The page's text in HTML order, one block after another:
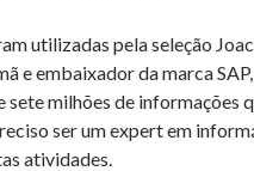
utilizadas pela seleção
e embaixador da marca
milhões de informações
ser um expert em
atividades.